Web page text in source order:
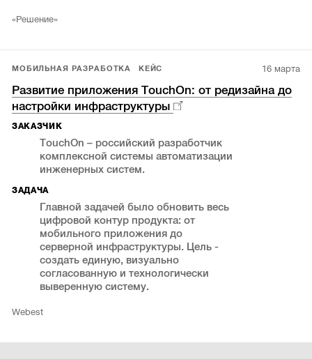
«Решение»
МОБИЛЬНАЯ РАЗРАБОТКА КЕЙС 16 марта
Развитие приложения TouchOn: от редизайна до
настройки инфраструктуры
ЗАКАЗЧИК
TouchOn – российский разработчик
комплексной системы автоматизации
инженерных систем.
ЗАДАЧА
Главной задачей было обновить весь
цифровой контур продукта: от
мобильного приложения до
серверной инфраструктуры. Цель -
создать единую, визуально
согласованную и технологически
выверенную систему.
Webest